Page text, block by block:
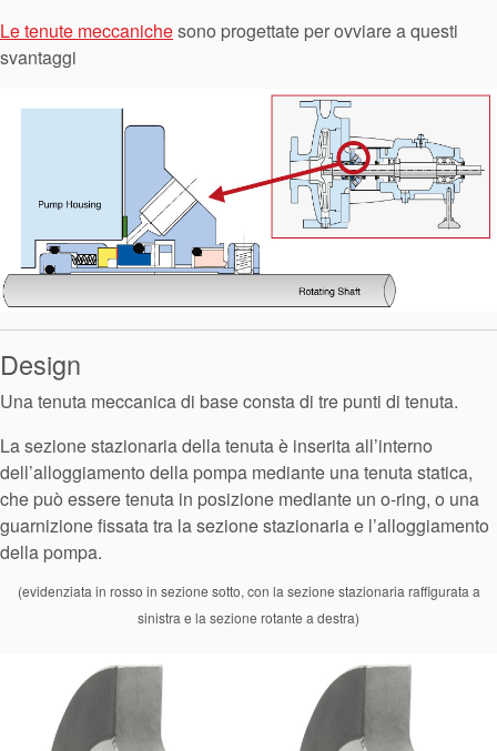
Le tenute meccanichesono progettate per ovviare a questi
svantaggi
Design
Una tenuta meccanica di base consta di tre punti di tenuta.
La sezione stazionaria della tenuta è inserita all’interno
dell’alloggiamento della pompa mediante una tenuta statica,
che può essere tenuta in posizione mediante un o-ring, o una
guarnizione fissata tra la sezione stazionaria e l’alloggiamento
della pompa.
(evidenziata in rosso in sezione sotto, con la sezione stazionaria raffigurata a
sinistra e la sezione rotante a destra)